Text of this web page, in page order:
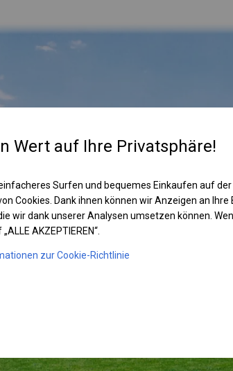
Wert auf Ihre Privatsphäre!
Surfen und bequemes Einkaufen auf
Cookies. Dank ihnen können wir Anzeigen an
wir dank unserer Analysen umsetzen können.
AKZEPTIEREN“.
zur Cookie-Richtlinie